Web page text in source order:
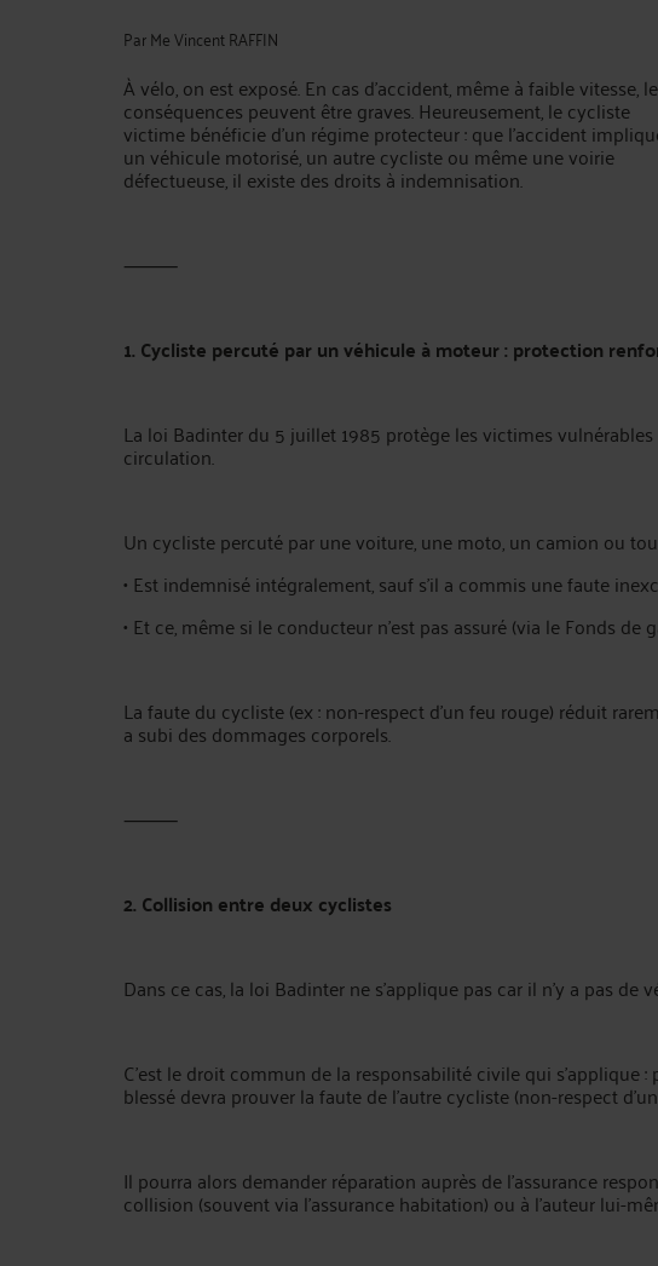
ParMe Vincent RAFFIN
À vélo, on est exposé. En cas d’accident, même à faible vitesse,
conséquences peuvent être graves. Heureusement, le cycliste
victime bénéficie d’un régime protecteur : que l’accident
un véhicule motorisé, un autre cycliste ou même une voirie
défectueuse, il existe des droits à indemnisation.
⸻
1. Cycliste percuté par un véhicule à moteur : protection
La loi Badinter du 5 juillet 1985 protège les victimes
circulation.
Un cycliste percuté par une voiture, une moto, un camion ou
• Est indemnisé intégralement, sauf s’il a commis une faute
• Et ce, même si le conducteur n’est pas assuré (via le Fonds de
La faute du cycliste (ex : non-respect d’un feu rouge) réduit
a subi des dommages corporels.
⸻
2. Collision entre deux cyclistes
Dans ce cas, la loi Badinter ne s’applique pas car il n’y a pas de
C’est le droit commun de la responsabilité civile qui s’applique
blessé devra prouver la faute de l’autre cycliste (non-respect
Il pourra alors demander réparation auprès de l’assurance
collision (souvent via l’assurance habitation) ou à l’auteur lui-